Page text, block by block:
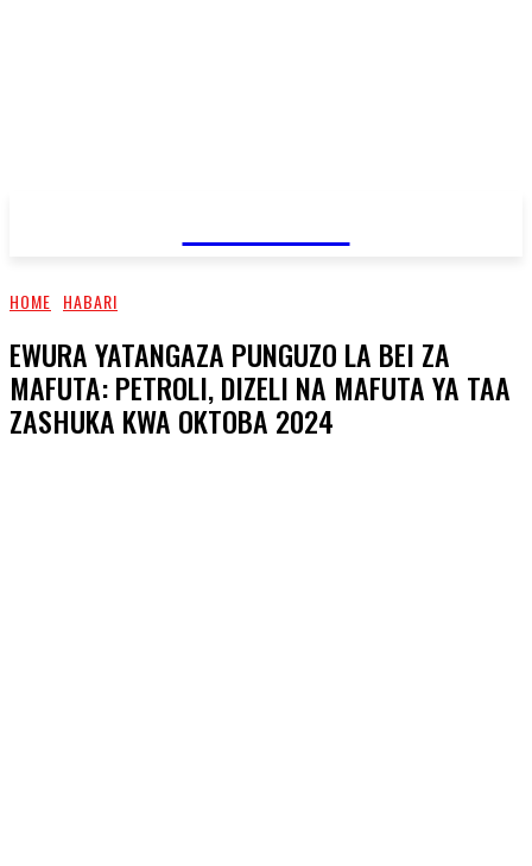
HOME HABARI
EWURA YATANGAZA PUNGUZO LA BEI ZA
MAFUTA: PETROLI, DIZELI NA MAFUTA YA TAA
ZASHUKA KWA OKTOBA 2024